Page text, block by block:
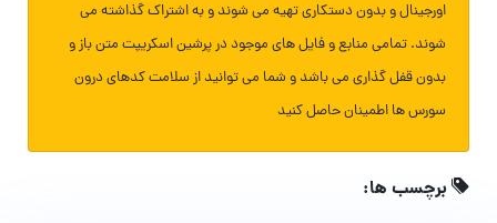
اورجینال و بدون دستکاری تهیه می شوند و به اشتراک گذاشته می
شوند. تمامی منابع و فایل های موجود در پرشین اسکریپت متن باز و
بدون قفل گذاری می باشد و شما می توانید از سلامت کدهای درون
سورس ها اطمینان حاصل کنید
برچسب ها: